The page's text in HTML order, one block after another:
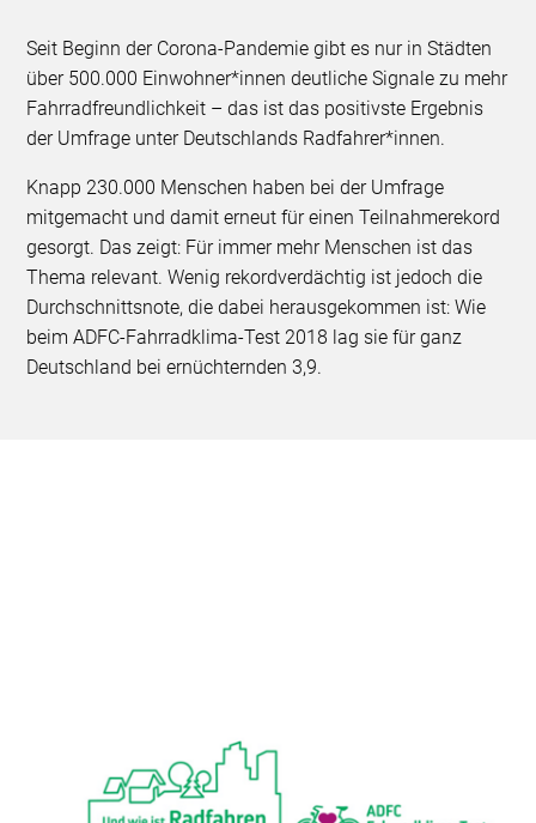
Seit Beginn der Corona-Pandemie gibt es nur in Städten
über 500.000 Einwohner*innen deutliche Signale zu mehr
Fahrradfreundlichkeit – das ist das positivste Ergebnis
der Umfrage unter Deutschlands Radfahrer*innen.
Knapp 230.000 Menschen haben bei der Umfrage
mitgemacht und damit erneut für einen Teilnahmerekord
gesorgt. Das zeigt: Für immer mehr Menschen ist das
Thema relevant. Wenig rekordverdächtig ist jedoch die
Durchschnittsnote, die dabei herausgekommen ist: Wie
beim ADFC-Fahrradklima-Test 2018 lag sie für ganz
Deutschland bei ernüchternden 3,9.